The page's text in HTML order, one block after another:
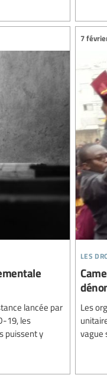
lancée par
19, les
puissent y
les
7
Les
vague